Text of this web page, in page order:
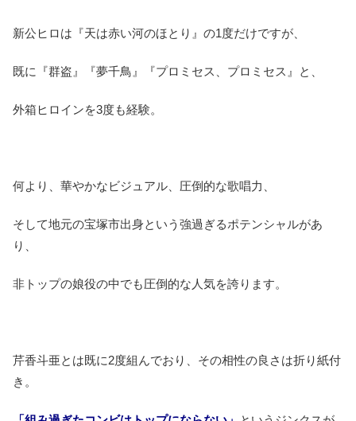
新公ヒロは『天は赤い河のほとり』の1度だけですが、
既に『群盗』『夢千鳥』『プロミセス、プロミセス』と、
外箱ヒロインを3度も経験。
何より、華やかなビジュアル、圧倒的な歌唱力、
そして地元の宝塚市出身という強過ぎるポテンシャルがあ
り、
非トップの娘役の中でも圧倒的な人気を誇ります。
芹香斗亜とは既に2度組んでおり、その相性の良さは折り紙付
き。